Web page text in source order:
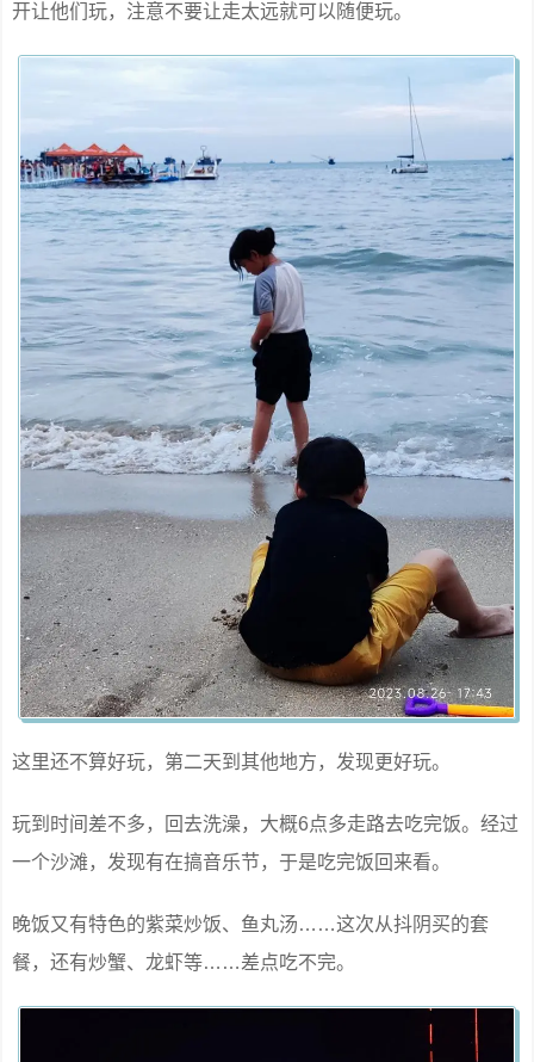
开让他们玩，注意不要让走太远就可以随便玩。
这里还不算好玩，第二天到其他地方，发现更好玩。
玩到时间差不多，回去洗澡，大概6点多走路去吃完饭。经过
一个沙滩，发现有在搞音乐节，于是吃完饭回来看。
晚饭又有特色的紫菜炒饭、鱼丸汤……这次从抖阴买的套
餐，还有炒蟹、龙虾等……差点吃不完。